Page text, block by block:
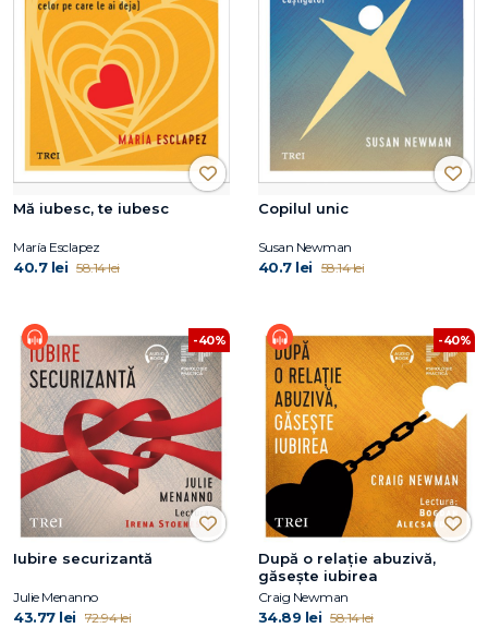
Mă iubesc, te iubesc
María Esclapez
40.7 lei 58.14 lei
Copilul unic
Susan Newman
40.7 lei 58.14 lei
-40%
Iubire securizantă
Julie Menanno
43.77 lei 72.94 lei
-40%
După o relație abuzivă,
găsește iubirea
Craig Newman
34.89 lei 58.14 lei